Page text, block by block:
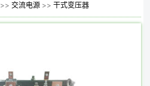
>>交流电源 >>干式变压器